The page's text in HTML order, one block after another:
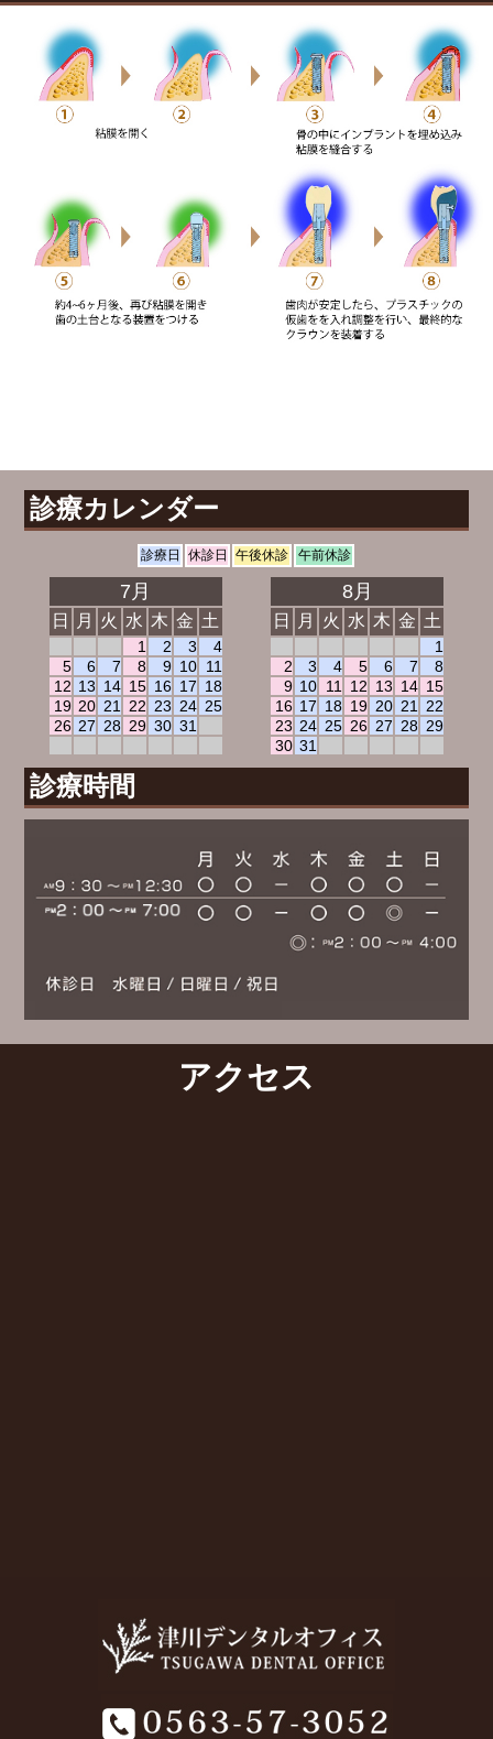
診療カレンダー
診療日 休診日 午後休診 午前休診
7月
日 月 火 水 木 金 土
1 2 3
4
5
6 7 8 9 10 11
12 13 14 15 16 17 18
19 20 21 22 23 24 25
26 27 28 29 30 31
8月
日 月 火 水 木 金 土
1
2
3 4 5 6 7
8
9 10 11 12 13 14 15
16 17 18 19 20 21
22
23 24 25 26 27 28 29
30 31
診療時間
アクセス